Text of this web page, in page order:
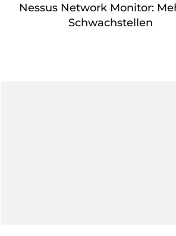
Nessus Network Monitor:
Schwachstellen